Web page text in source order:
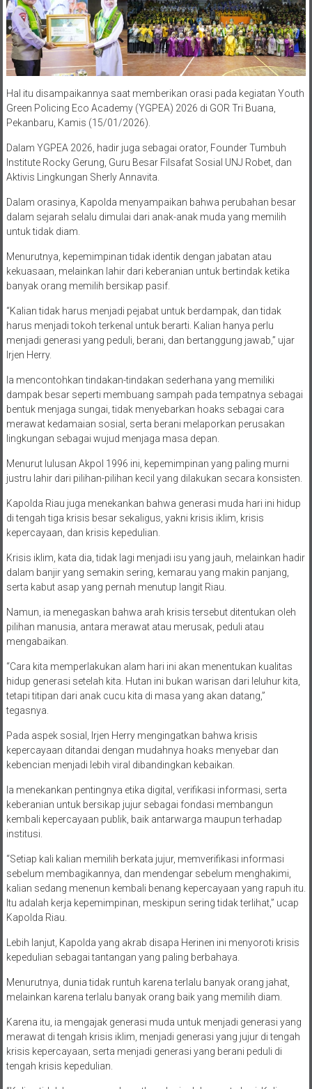
Hal itu disampaikannya saat memberikan orasi pada kegiatan Youth
Green Policing Eco Academy (YGPEA) 2026 di GOR Tri Buana,
Pekanbaru, Kamis (15/01/2026).
Dalam YGPEA 2026, hadir juga sebagai orator, Founder Tumbuh
Institute Rocky Gerung, Guru Besar Filsafat Sosial UNJ Robet, dan
Aktivis Lingkungan Sherly Annavita.
Dalam orasinya, Kapolda menyampaikan bahwa perubahan besar
dalam sejarah selalu dimulai dari anak-anak muda yang memilih
untuk tidak diam.
Menurutnya, kepemimpinan tidak identik dengan jabatan atau
kekuasaan, melainkan lahir dari keberanian untuk bertindak ketika
banyak orang memilih bersikap pasif.
“Kalian tidak harus menjadi pejabat untuk berdampak, dan tidak
harus menjadi tokoh terkenal untuk berarti. Kalian hanya perlu
menjadi generasi yang peduli, berani, dan bertanggung jawab,” ujar
Irjen Herry.
Ia mencontohkan tindakan-tindakan sederhana yang memiliki
dampak besar seperti membuang sampah pada tempatnya sebagai
bentuk menjaga sungai, tidak menyebarkan hoaks sebagai cara
merawat kedamaian sosial, serta berani melaporkan perusakan
lingkungan sebagai wujud menjaga masa depan.
Menurut lulusan Akpol 1996 ini, kepemimpinan yang paling murni
justru lahir dari pilihan-pilihan kecil yang dilakukan secara konsisten.
Kapolda Riau juga menekankan bahwa generasi muda hari ini hidup
di tengah tiga krisis besar sekaligus, yakni krisis iklim, krisis
kepercayaan, dan krisis kepedulian.
Krisis iklim, kata dia, tidak lagi menjadi isu yang jauh, melainkan hadir
dalam banjir yang semakin sering, kemarau yang makin panjang,
serta kabut asap yang pernah menutup langit Riau.
Namun, ia menegaskan bahwa arah krisis tersebut ditentukan oleh
pilihan manusia, antara merawat atau merusak, peduli atau
mengabaikan.
“Cara kita memperlakukan alam hari ini akan menentukan kualitas
hidup generasi setelah kita. Hutan ini bukan warisan dari leluhur kita,
tetapi titipan dari anak cucu kita di masa yang akan datang,”
tegasnya.
Pada aspek sosial, Irjen Herry mengingatkan bahwa krisis
kepercayaan ditandai dengan mudahnya hoaks menyebar dan
kebencian menjadi lebih viral dibandingkan kebaikan.
Ia menekankan pentingnya etika digital, verifikasi informasi, serta
keberanian untuk bersikap jujur sebagai fondasi membangun
kembali kepercayaan publik, baik antarwarga maupun terhadap
institusi.
“Setiap kali kalian memilih berkata jujur, memverifikasi informasi
sebelum membagikannya, dan mendengar sebelum menghakimi,
kalian sedang menenun kembali benang kepercayaan yang rapuh itu.
Itu adalah kerja kepemimpinan, meskipun sering tidak terlihat,” ucap
Kapolda Riau.
Lebih lanjut, Kapolda yang akrab disapa Herinen ini menyoroti krisis
kepedulian sebagai tantangan yang paling berbahaya.
Menurutnya, dunia tidak runtuh karena terlalu banyak orang jahat,
melainkan karena terlalu banyak orang baik yang memilih diam.
Karena itu, ia mengajak generasi muda untuk menjadi generasi yang
merawat di tengah krisis iklim, menjadi generasi yang jujur di tengah
krisis kepercayaan, serta menjadi generasi yang berani peduli di
tengah krisis kepedulian.